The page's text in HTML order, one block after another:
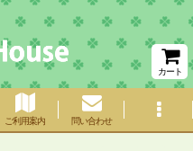
カート
ご利用案内 問い合わせ